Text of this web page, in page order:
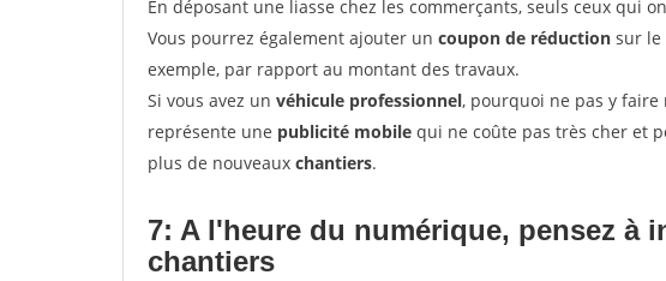
En déposant une liasse chez les commerçants, seuls ceux qui
Vous pourrez également ajouter un coupon de réduction sur
exemple, par rapport au montant des travaux.
Si vous avez un véhicule professionnel, pourquoi ne pas y faire
représente une publicité mobile qui ne coûte pas très cher et
plus de nouveaux chantiers.
7: A l'heure du numérique, pensez à
chantiers